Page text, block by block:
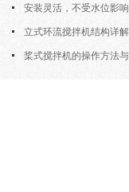
污机的土建配合要求与水平
安装灵活，不受水位影
筒式曝气机的结构优势与适
立式环流搅拌机结构详
部件的功能与协同
桨式搅拌机的操作方法